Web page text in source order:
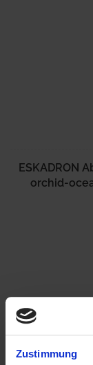
Zustimmung
ESKADRON
orchid-